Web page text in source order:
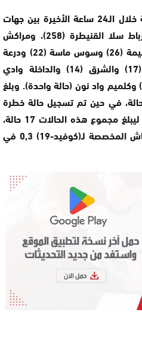
وتتوزع حالات الإصابات المسجلة خلال الـ24 ساعة الأخيرة بين جهات
الدار البيضاء سطات (486) والرباط سلا القنيطرة (258)، ومراكش
آسفي (91) وطنجة تطوان الحسيمة (26) وسوس ماسة (22) ودرعة
تافيلالت (18) وفاس مكناس (17) والشرق (14) والداخلة وادي
الذهب (3) وبني ملال خنيفرة (2) وكلميم واد نون (حالة واحدة). وبلغ
الحالات النشطة 3563 حالة، في حين تم تسجيل حالة خطرة
واحدة خلال الـ24 ساعة الأخيرة، ليبلغ مجموع هذه الحالات 17 حالة،
بينما بلغ معدل ملء أسرة الإنعاش المخصصة لـ(كوفيد-19) 0,3 في